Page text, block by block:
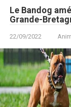
Le Bandog
Grande-
22/09/2022